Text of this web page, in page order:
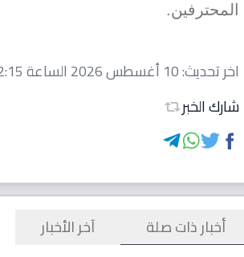
المحترفين.
اخر تحديث:10 أغسطس 2026 الساعة 12:15 صباحاً
شارك الخبر
أخبار ذات صلة آخر الأخبار